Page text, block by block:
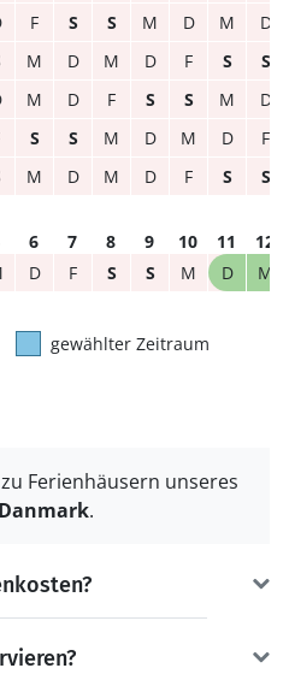
F S S M D M
D
M D M D F S
S
M D F S S M
D
S S M D M D
F
M D M D F S S
6 7 8 9 10 11
12
D F S S M D M
gewählter Zeitraum
Ferienhäusern unseres
.